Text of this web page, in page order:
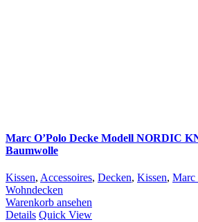
Marc O’Polo Decke Modell NORDIC
Baumwolle
Kissen, Accessoires, Decken, Kissen, Marc
Wohndecken
Warenkorb ansehen
Details Quick View